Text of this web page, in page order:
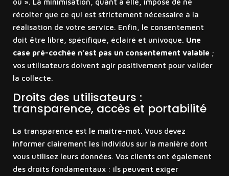
où ». La minimisation, quant à elle, impose de ne
récolter que ce qui est strictement nécessaire à la
réalisation de votre service. Enfin, le consentement
doit être libre, spécifique, éclairé et univoque. Une
case pré-cochée n’est pas un consentement valable;
vos utilisateurs doivent agir positivement pour valider
la collecte.
Droits des utilisateurs :
transparence, accès et portabilité
La transparence est le maître-mot. Vous devez
informer clairement les individus sur la manière dont
vous utilisez leurs données. Vos clients ont également
des droits fondamentaux : ils peuvent exiger